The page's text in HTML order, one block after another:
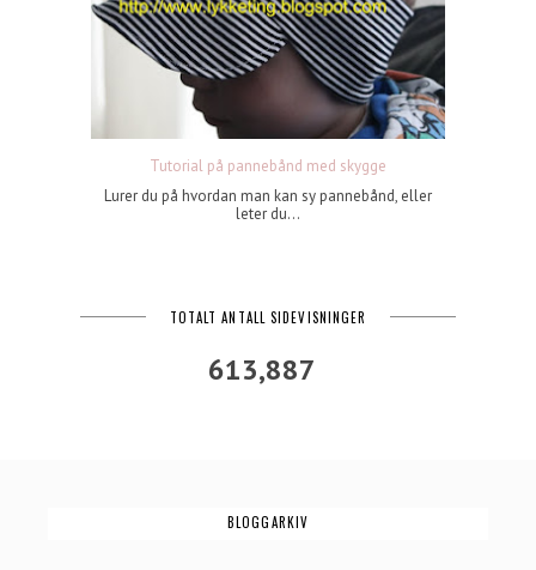
Tutorial på pannebånd med skygge
Lurer du på hvordan man kan sy pannebånd, eller
leter du...
TOTALT ANTALL SIDEVISNINGER
613,887
BLOGGARKIV